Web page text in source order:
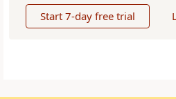
Start 7-day free trial